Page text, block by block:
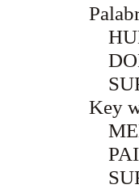
Key